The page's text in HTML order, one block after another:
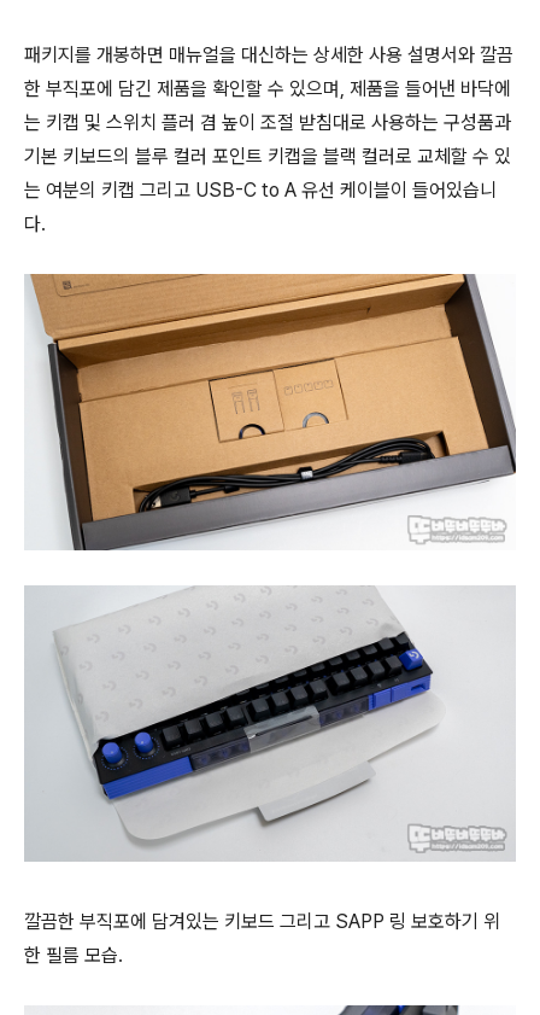
패키지를 개봉하면 매뉴얼을 대신하는 상세한 사용 설명서와 깔끔
한 부직포에 담긴 제품을 확인할 수 있으며, 제품을 들어낸 바닥에
는 키캡 및 스위치 플러 겸 높이 조절 받침대로 사용하는 구성품과
기본 키보드의 블루 컬러 포인트 키캡을 블랙 컬러로 교체할 수 있
는 여분의 키캡 그리고 USB-C to A 유선 케이블이 들어있습니
다.
깔끔한 부직포에 담겨있는 키보드 그리고 SAPP 링 보호하기 위
한 필름 모습.